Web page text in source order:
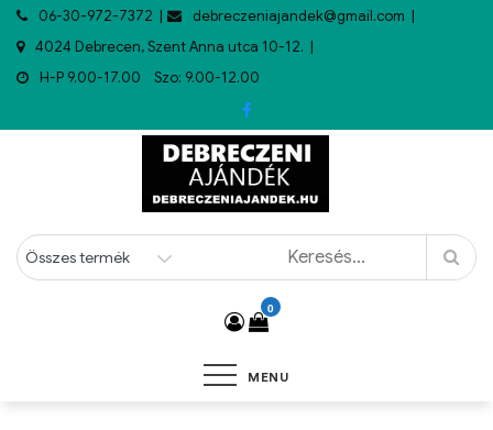
06-30-972-7372
debreczeniajandek@gmail.com
4024 Debrecen, Szent Anna utca 10-12.
H-P 9.00-17.00 Szo: 9.00-12.00
0
MENU